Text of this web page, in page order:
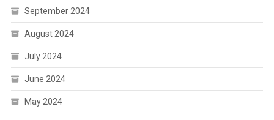
September 2024
August 2024
July 2024
June 2024
May 2024